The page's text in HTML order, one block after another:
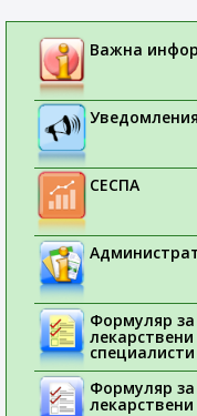
Важна
СЕСПА
Формуляр
специалисти
Формуляр